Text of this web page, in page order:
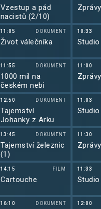
Vzestup a pád
nacistů (2/10)
11:05 DOKUMENT
Život válečníka
11:55 DOKUMENT
1000 mil na
českém nebi
12:50 DOKUMENT
Tajemství
Johanky z Arku
13:45 DOKUMENT
Tajemství železnic
(1)
14:15 FILM
Cartouche
16:10 DOKUMENT
Zprávy
10:33
11:00
Zprávy
11:03
11:30
Zprávy
11:33
12:00